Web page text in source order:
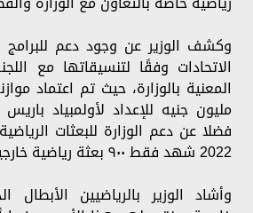
وكشف الوزير عن وجود دعم للبرامج
الاتحادات وفقًا لتنسيقاتها مع
المعنية بالوزارة، حيث تم اعتماد
فضلا عن دعم الوزارة للبعثات
2022 شهد فقط ٩٠٠ بعثة رياضية خارجية.
وأشاد الوزير بالرياضيين الأبطال